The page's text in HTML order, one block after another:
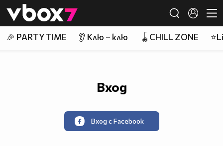
👾
🎉 PARTY TIME 👂 Клю – клю 🪀CHILL ZONE
Вход
Вход с Facebook